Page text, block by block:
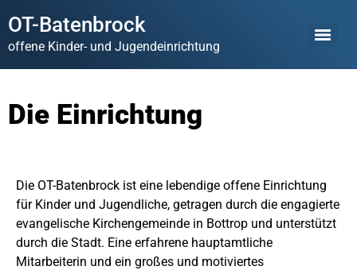
OT-Batenbrock
offene Kinder- und Jugendeinrichtung
Die Einrichtung
Die OT-Batenbrock ist eine lebendige offene Einrichtung
für Kinder und Jugendliche, getragen durch die engagierte
evangelische Kirchengemeinde in Bottrop und unterstützt
durch die Stadt. Eine erfahrene hauptamtliche
Mitarbeiterin und ein großes und motiviertes